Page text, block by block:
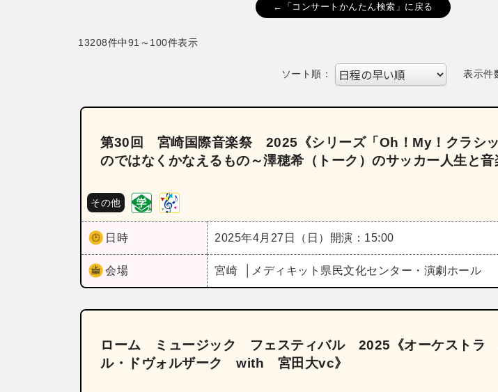
←「コンサートかんたん検索」に戻る
13208件中91～100件表示
ソート順： 表示件
第30回 宮崎国際音楽祭 2025《シリーズ「Oh！My！クラシ
のではなくかなえるもの～澤穂希（トーク）のサッカー人生と音
その他
日時 2025年4月27日（日） 開演：15:00
会場 宮崎 メディキット県民文化センター・演劇ホール
ローム ミュージック フェスティバル 2025《オーケストラ
ル・ドヴォルザーク with 宮田大vc》